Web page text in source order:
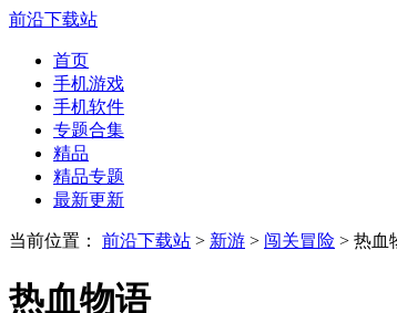
前沿下载站
首页
手机游戏
手机软件
专题合集
精品
精品专题
最新更新
当前位置： 前沿下载站 > 新游 > 闯关冒险 > 热血
热血物语